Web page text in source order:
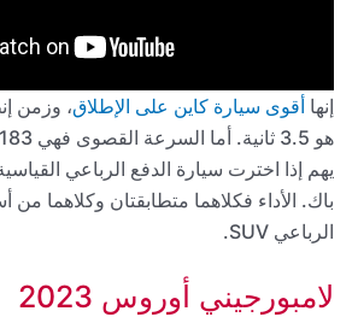
إنها أقوى سيارة كاين على الإطلاق
يهم إذا اخترت سيارة الدفع الرباعي
باك. الأداء فكلاهما متطابقتان وكلاهما
الرباعي SUV.
لامبورجيني أوروس 2023